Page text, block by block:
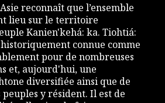
reconnaît que l’ensemble
lieu sur le territoire
Kanien'kehá: ka. Tiohtiá:
connue comme
pour de nombreuses
et, aujourd'hui, une
diversifiée ainsi que de
y résident. Il est de